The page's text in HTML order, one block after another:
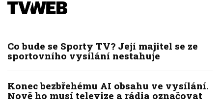
Co bude se Sporty TV? Její majitel se ze
sportovního vysílání nestahuje
Konec bezbřehému AI obsahu ve vysílání.
Nově ho musí televize a rádia označovat